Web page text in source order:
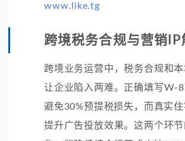
www.like.tg
跨境税务合规与营销IP
跨境业务运营中，税务合规和
让企业陷入两难。正确填写W-
避免30%预提税损失，而真实
提升广告投放效果。这两个环